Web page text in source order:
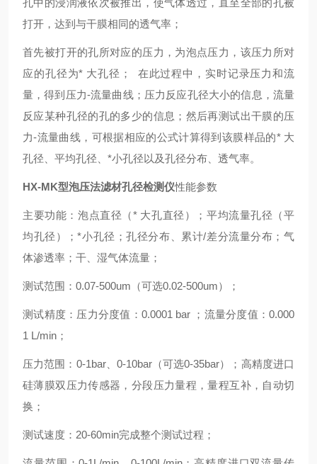
孔中的浸润液依次被推出，使气体透过，直至全部的孔被
打开，达到与干膜相同的透气率；
首先被打开的孔所对应的压力，为泡点压力，该压力所对
应的孔径为* 大孔径；
在此过程中，实时记录压力和流
量，得到压力-流量曲线；压力反应孔径大小的信息，流量
反应某种孔径的孔的多少的信息；然后再测试出干膜的压
力-流量曲线，可根据相应的公式计算得到该膜样品的* 大
孔径、平均孔径、 *小孔径以及孔径分布、透气率。
HX-MK型泡压法滤材孔径检测仪性能参数
主要功能：泡点直径（* 大孔直径）；平均流量孔径（平
均孔径）；*小孔径；孔径分布、累计/差分流量分布；气
体渗透率；干、湿气体流量；
测试范围： 0.07-500um （可选0.02-500um）；
测试精度：压力分度值： 0.0001 bar ；流量分度值： 0.000
1 L/min ；
压力范围： 0-1bar、 0-10bar（可选0-35bar）；高精度进口
硅薄膜双压力传感器，分段压力量程，量程互补，自动切
换；
测试速度： 20-60min完成整个测试过程；